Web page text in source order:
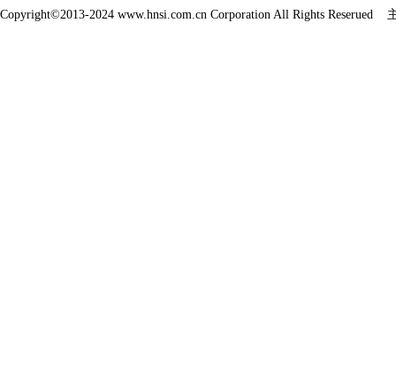
Copyright©2013-2024 www.hnsi.com.cn Corporation All Rights